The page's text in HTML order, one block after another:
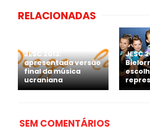
RELACIONADAS
JESC 2013:
apresentada versão
final da música
ucraniana
JESC
SEM COMENTÁRIOS